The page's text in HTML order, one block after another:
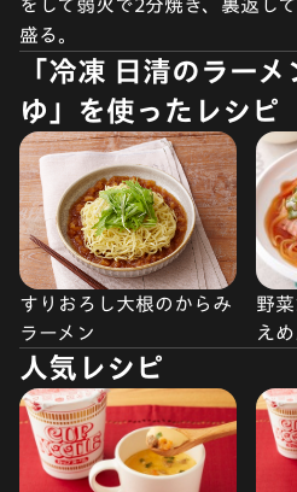
をして弱火で2分焼き、裏返し
盛る。
「冷凍 日清のラー
ゆ」を使ったレシピ
すりおろし大根のからみ
ラーメン
野
え
人気レシピ